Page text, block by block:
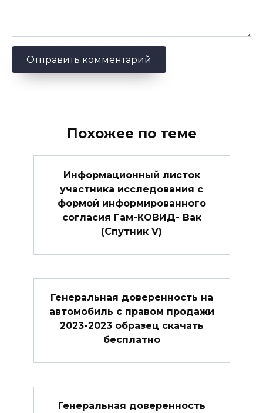
Похожее по теме
Информационный листок
участника исследования с
формой информированного
согласия Гам-КОВИД- Вак
(Спутник V)
Генеральная доверенность на
автомобиль с правом продажи
2023-2023 образец скачать
бесплатно
Генеральная доверенность